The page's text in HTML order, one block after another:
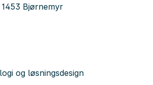
Bjørnemyr
og løsningsdesign